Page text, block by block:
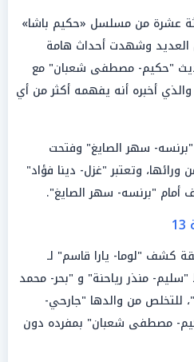
عشرة من مسلسل «حكيم باشا»
وشهدت أحداث هامة
"حكيم- مصطفى شعبان" مع
أخبره أنه يفهمه أكثر من أي
سهر الصايغ" وفتحت
ورائها، وتعتبر "غزل- دينا فؤاد"
"برنسه- سهر الصايغ".
كشف "لوما- يارا قاسم" لـ
منذر رياحنة" و "بحر- محمد
للتخلص من والدها "جارحي-
مصطفى شعبان" بمفرده دون